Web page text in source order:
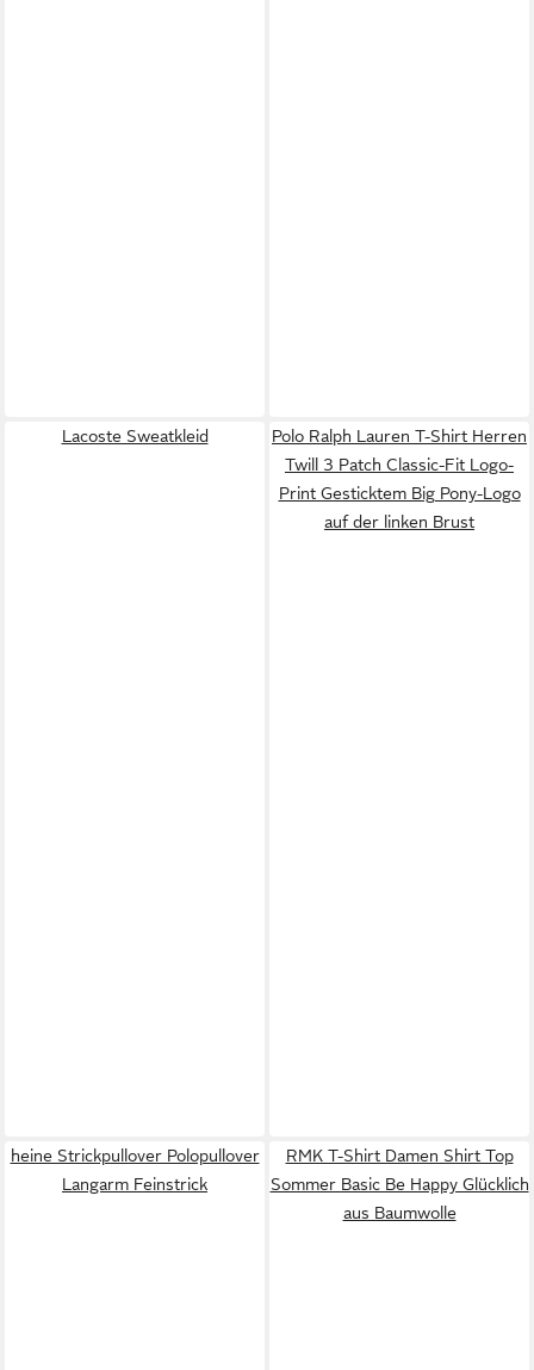
Lacoste Sweatkleid
Polo Ralph Lauren T-Shirt Herren
Twill 3 Patch Classic-Fit Logo-
Print Gesticktem Big Pony-Logo
auf der linken Brust
heine Strickpullover Polopullover
Langarm Feinstrick
RMK T-Shirt Damen Shirt Top
Sommer Basic Be Happy Glücklich
aus Baumwolle